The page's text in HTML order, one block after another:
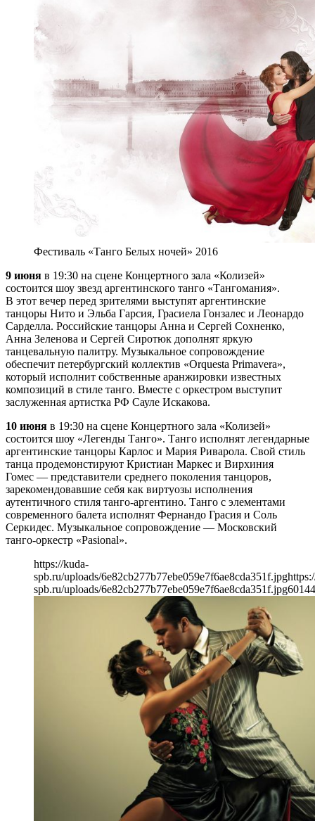
Фестиваль «Танго Белых ночей» 2016
9 июня в 19:30 на сцене Концертного зала «Колизей»
состоится шоу звезд аргентинского танго «Тангомания».
В этот вечер перед зрителями выступят аргентинские
танцоры Нито и Эльба Гарсия, Грасиела Гонзалес и Леонардо
Сарделла. Российские танцоры Анна и Сергей Сохненко,
Анна Зеленова и Сергей Сиротюк дополнят яркую
танцевальную палитру. Музыкальное сопровождение
обеспечит петербургский коллектив «Orquesta Primavera»,
который исполнит собственные аранжировки известных
композиций в стиле танго. Вместе с оркестром выступит
заслуженная артистка РФ Сауле Искакова.
10 июня в 19:30 на сцене Концертного зала «Колизей»
состоится шоу «Легенды Танго». Танго исполнят легендарные
аргентинские танцоры Карлос и Мария Риварола. Свой стиль
танца продемонстируют Кристиан Маркес и Вирхиния
Гомес — представители среднего поколения танцоров,
зарекомендовавшие себя как виртуозы исполнения
аутентичного стиля танго-аргентино. Танго с элементами
современного балета исполнят Фернандо Грасия и Соль
Серкидес. Музыкальное сопровождение — Московский
танго-оркестр «Pasional».
https://kuda-
spb.ru/uploads/6e82cb277b77ebe059e7f6ae8cda351f.jpg
spb.ru/uploads/6e82cb277b77ebe059e7f6ae8cda351f.jpg601